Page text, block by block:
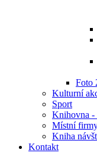
Foto
Kulturní
Sport
Knihovna -
Místní
Kniha
Kontakt